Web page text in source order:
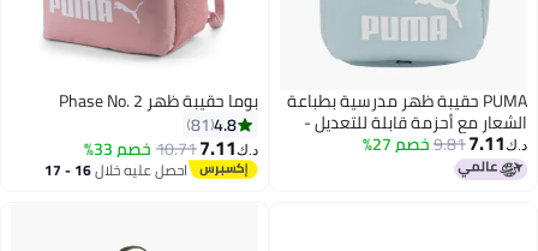
PUMA حقيبة ظهر مدرسية بطباعة
الشعار مع أحزمة قابلة للتعديل -
15x31x44 سم
د.ك‏7.11
9.81خصم 27%
بوما حقيبة ظهر Phase No. 2
4.8
81
د.ك‏7.11
10.71خصم 33%
احصل عليه خلال 16 - 17